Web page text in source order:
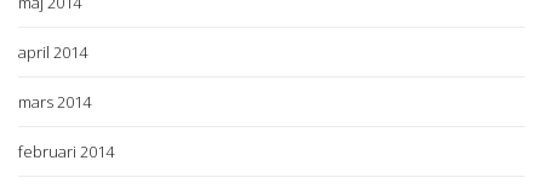
april 2014
mars 2014
februari 2014